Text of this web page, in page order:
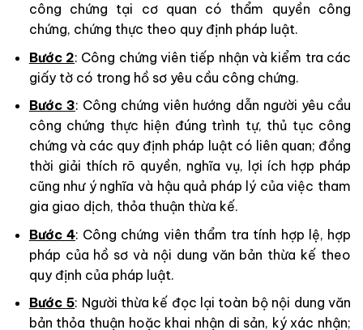
công chứng tại cơ quan có thẩm quyền công
chứng, chứng thực theo quy định pháp luật.
Bước 2: Công chứng viên tiếp nhận và kiểm tra các
giấy tờ có trong hồ sơ yêu cầu công chứng.
Bước 3: Công chứng viên hướng dẫn người yêu cầu
công chứng thực hiện đúng trình tự, thủ tục công
chứng và các quy định pháp luật có liên quan; đồng
thời giải thích rõ quyền, nghĩa vụ, lợi ích hợp pháp
cũng như ý nghĩa và hậu quả pháp lý của việc tham
gia giao dịch, thỏa thuận thừa kế.
Bước 4: Công chứng viên thẩm tra tính hợp lệ, hợp
pháp của hồ sơ và nội dung văn bản thừa kế theo
quy định của pháp luật.
Bước 5: Người thừa kế đọc lại toàn bộ nội dung văn
bản thỏa thuận hoặc khai nhận di sản, ký xác nhận;